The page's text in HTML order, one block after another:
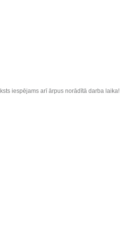
iespējams arī ārpus norādītā darba laika!